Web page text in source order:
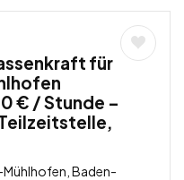
für
€ / Stunde –
Baden-